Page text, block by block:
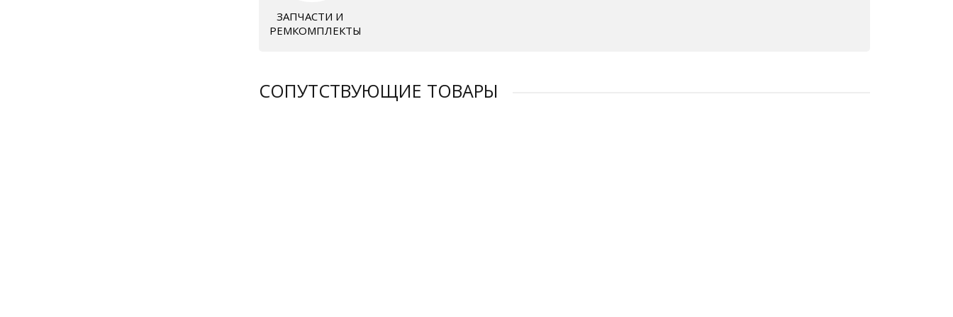
ЗАПЧАСТИ И
РЕМКОМПЛЕКТЫ
СОПУТСТВУЮЩИЕ ТОВАРЫ